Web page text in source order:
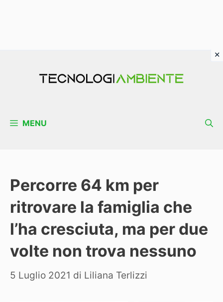
MENU
Percorre 64 km per
ritrovare la famiglia che
l’ha cresciuta, ma per due
volte non trova nessuno
5 Luglio 2021 di Liliana Terlizzi